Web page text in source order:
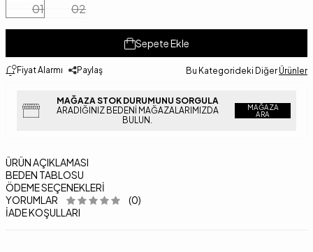
01 02
Sepete Ekle
Fiyat Alarmı Paylaş Bu Kategorideki Diğer Ürünler
MAĞAZA STOK DURUMUNU SORGULA
ARADIĞINIZ BEDENI MAĞAZALARIMIZDA
BULUN.
MAĞAZA
ARA
ÜRÜN AÇIKLAMASI
BEDEN TABLOSU
ÖDEME SEÇENEKLERI
YORUMLAR
(0)
İADE KOŞULLARI